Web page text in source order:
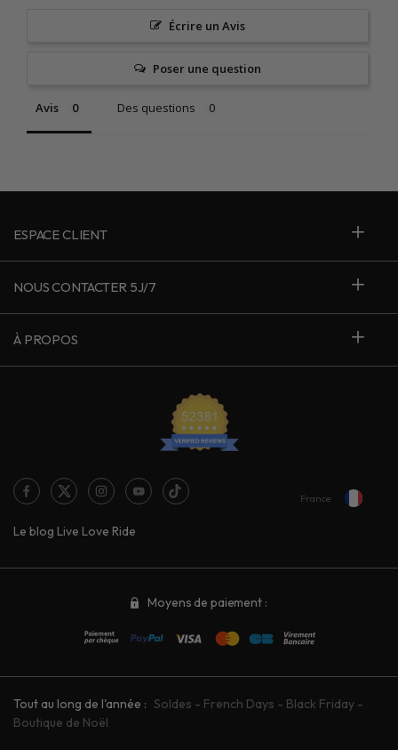
Écrire un Avis
Poser une question
Avis Des questions
ESPACE CLIENT
NOUS CONTACTER 5J/7
À PROPOS
Le blog Live Love Ride
France
Moyens de paiement :
Tout au long de l'année : Soldes - French Days - Black Friday -
Boutique de Noël